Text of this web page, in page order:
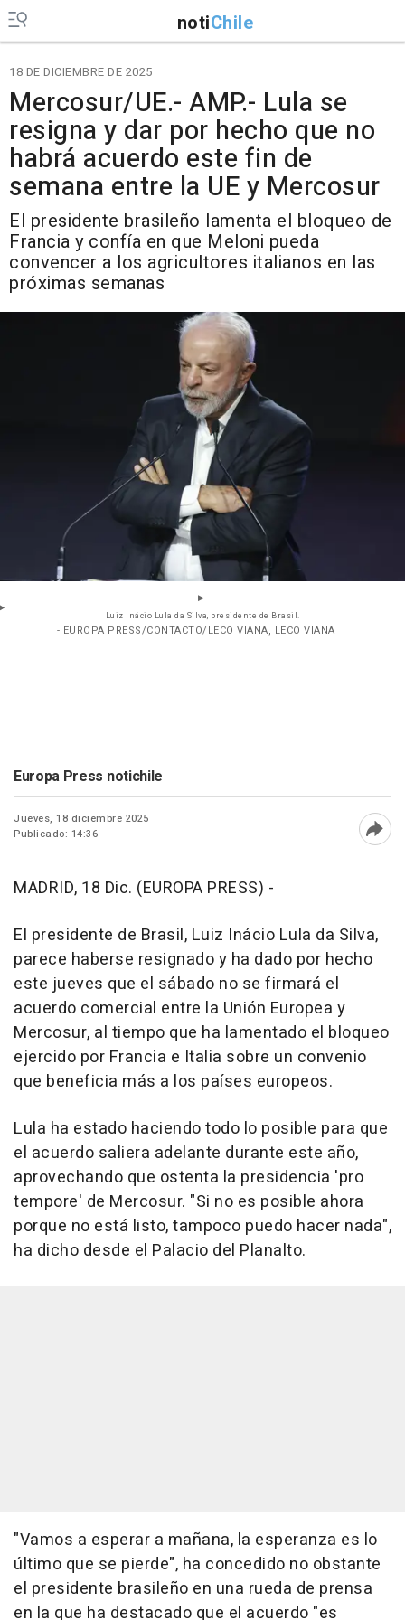
notiChile
18 DE DICIEMBRE DE 2025
Mercosur/UE.- AMP.- Lula se
resigna y dar por hecho que no
habrá acuerdo este fin de
semana entre la UE y Mercosur
El presidente brasileño lamenta el bloqueo de
Francia y confía en que Meloni pueda
convencer a los agricultores italianos en las
próximas semanas
Luiz Inácio Lula da Silva, presidente de Brasil.
- EUROPA PRESS/CONTACTO/LECO VIANA, LECO VIANA
Europa Press notichile
Jueves, 18 diciembre 2025
Publicado: 14:36
MADRID, 18 Dic. (EUROPA PRESS) -
El presidente de Brasil, Luiz Inácio Lula da Silva,
parece haberse resignado y ha dado por hecho
este jueves que el sábado no se firmará el
acuerdo comercial entre la Unión Europea y
Mercosur, al tiempo que ha lamentado el bloqueo
ejercido por Francia e Italia sobre un convenio
que beneficia más a los países europeos.
Lula ha estado haciendo todo lo posible para que
el acuerdo saliera adelante durante este año,
aprovechando que ostenta la presidencia 'pro
tempore' de Mercosur. "Si no es posible ahora
porque no está listo, tampoco puedo hacer nada",
ha dicho desde el Palacio del Planalto.
"Vamos a esperar a mañana, la esperanza es lo
último que se pierde", ha concedido no obstante
el presidente brasileño en una rueda de prensa
en la que ha destacado que el acuerdo "es